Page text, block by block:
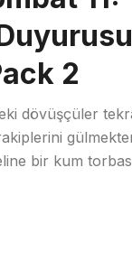
2
dövüşçüler
bir kum